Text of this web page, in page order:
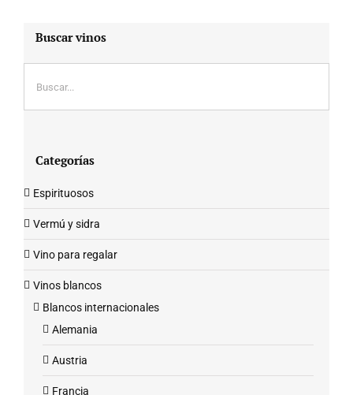
Buscar vinos
Categorías
Espirituosos
Vermú y sidra
Vino para regalar
Vinos blancos
Blancos internacionales
Alemania
Austria
Francia